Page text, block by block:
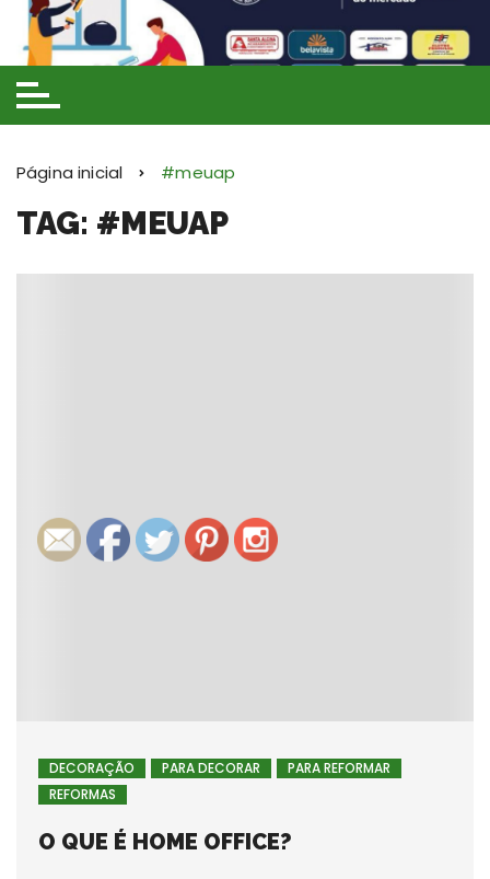
para
o
conteúdo
Página inicial #meuap
TAG: #MEUAP
DECORAÇÃO PARA DECORAR
PARA REFORMAR
REFORMAS
O QUE É HOME OFFICE?